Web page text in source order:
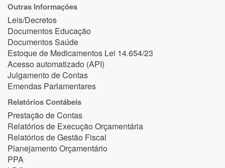
Outras Informações
Leis/Decretos
Documentos Educação
Documentos Saúde
Estoque de Medicamentos Lei 14.654/23
Acesso automatizado (API)
Julgamento de Contas
Emendas Parlamentares
Relatórios Contábeis
Prestação de Contas
Relatórios de Execução Orçamentária
Relatórios de Gestão Fiscal
Planejamento Orçamentário
PPA